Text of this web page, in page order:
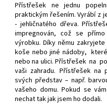
Přístřešek ne jednu
praktickým řešením. Vyrábí z
- jehličnatého dřeva.
impregnován, což se
výrobku. Díky němu
koše nebo jiné nádoby,
nebo na ulici. Přístřešek na
vaši zahradu. Přístřešek
svých představ – např.
vašeho domu. Pokud se
nechat tak jak jsem ho dodali.